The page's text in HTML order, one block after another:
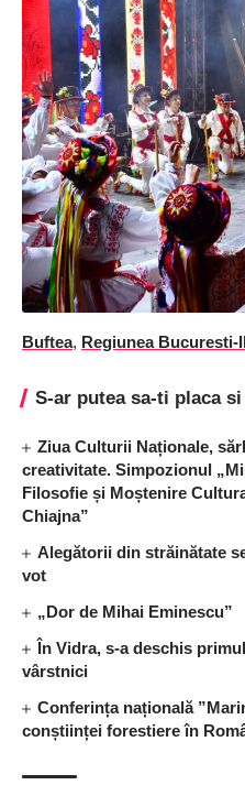
Buftea, Regiunea Bucuresti-
S-ar putea sa-ti placa si
Ziua Culturii Naționale,
creativitate. Simpozionul
Filosofie și Moștenire
Chiajna”
Alegătorii din străinătate
vot
„Dor de Mihai Eminescu”
În Vidra, s-a deschis
vârstnici
Conferința națională
conștiinței forestiere în